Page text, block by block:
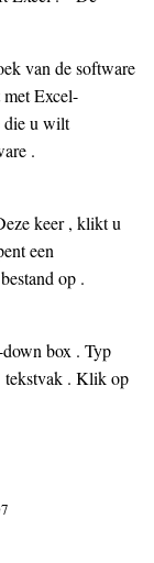
van de software
Excel-
die u wilt
.
keer , klikt u
een
op .
box . Typ
tekstvak . Klik op